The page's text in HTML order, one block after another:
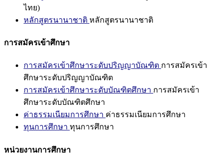
ไทย)
หลักสูตรนานาชาติ หลักสูตรนานาชาติ
การสมัครเข้าศึกษา
การสมัครเข้าศึกษาระดับปริญญาบัณฑิต การสมัครเข้า
ศึกษาระดับปริญญาบัณฑิต
การสมัครเข้าศึกษาระดับบัณฑิตศึกษา การสมัครเข้า
ศึกษาระดับบัณฑิตศึกษา
ค่าธรรมเนียมการศึกษา ค่าธรรมเนียมการศึกษา
ทุนการศึกษา ทุนการศึกษา
หน่วยงานการศึกษา